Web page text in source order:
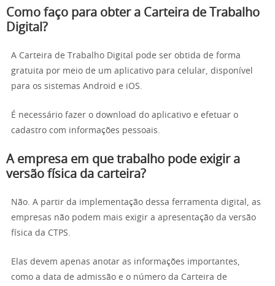
Como faço para obter a Carteira de Trabalho
Digital?
A Carteira de Trabalho Digital pode ser obtida de forma
gratuita por meio de um aplicativo para celular, disponível
para os sistemas Android e iOS.
É necessário fazer o download do aplicativo e efetuar o
cadastro com informações pessoais.
A empresa em que trabalho pode exigir a
versão física da carteira?
Não. A partir da implementação dessa ferramenta digital, as
empresas não podem mais exigir a apresentação da versão
física da CTPS.
Elas devem apenas anotar as informações importantes,
como a data de admissão e o número da Carteira de